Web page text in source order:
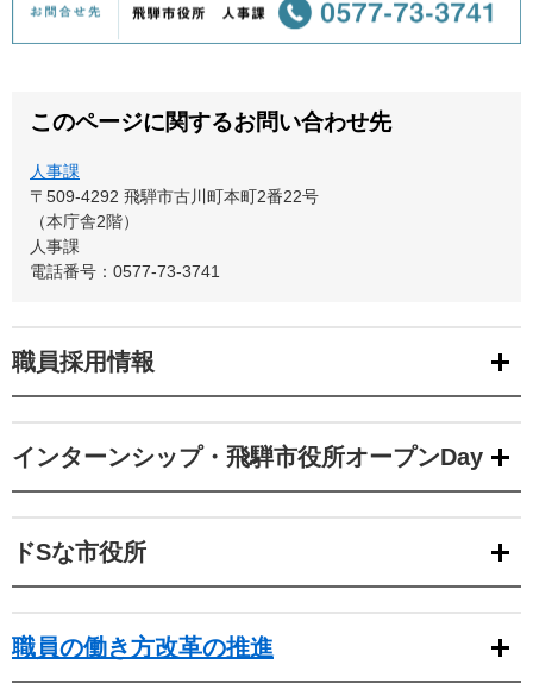
職員採用情報
インターンシップ・飛騨市役所オープンDay
ドSな市役所
職員の働き方改革の推進
このページに関するお問い合わせ先
人事課
〒509-4292 飛騨市古川町本町2番22号
（本庁舎2階）
人事課
電話番号：0577-73-3741